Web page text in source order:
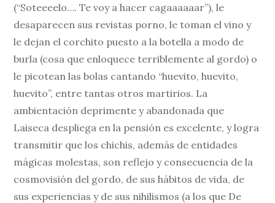
(“Soteeeelo…. Te voy a hacer cagaaaaaar”), le
desaparecen sus revistas porno, le toman el vino y
le dejan el corchito puesto a la botella a modo de
burla (cosa que enloquece terriblemente al gordo) o
le picotean las bolas cantando “huevito, huevito,
huevito”, entre tantas otros martirios. La
ambientación deprimente y abandonada que
Laiseca despliega en la pensión es excelente, y logra
transmitir que los chichis, además de entidades
mágicas molestas, son reflejo y consecuencia de la
cosmovisión del gordo, de sus hábitos de vida, de
sus experiencias y de sus nihilismos (a los que De